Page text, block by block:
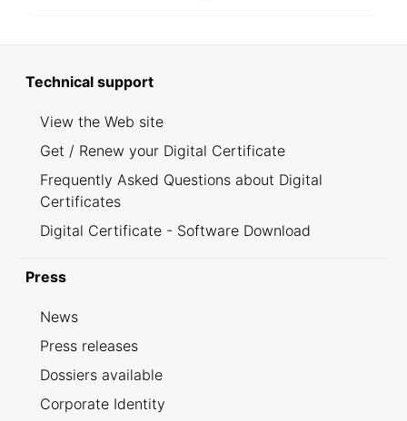
Technical support
View the Web site
Get / Renew your Digital Certificate
Frequently Asked Questions about Digital
Certificates
Digital Certificate - Software Download
Press
News
Press releases
Dossiers available
Corporate Identity